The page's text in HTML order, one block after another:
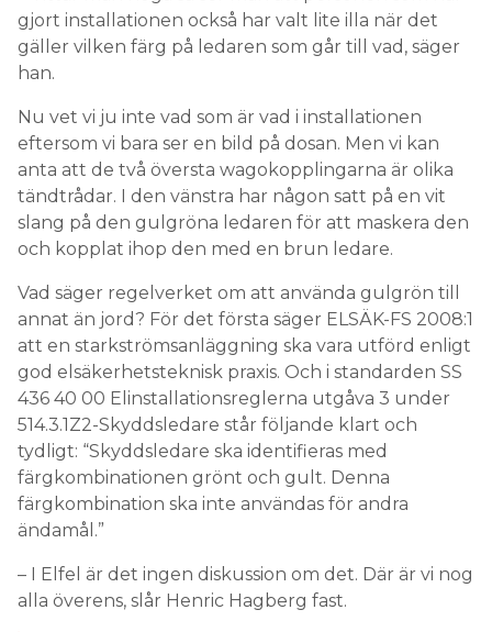
gjort installationen också har valt lite illa när det
gäller vilken färg på ledaren som går till vad, säger
han.
Nu vet vi ju inte vad som är vad i installationen
eftersom vi bara ser en bild på dosan. Men vi kan
anta att de två översta wagokopplingarna är olika
tändtrådar. I den vänstra har någon satt på en vit
slang på den gulgröna ledaren för att maskera den
och kopplat ihop den med en brun ledare.
Vad säger regelverket om att använda gulgrön till
annat än jord? För det första säger ELSÄK-FS 2008:1
att en starkströmsanläggning ska vara utförd enligt
god elsäkerhetsteknisk praxis. Och i standarden SS
436 40 00 Elinstallationsreglerna utgåva 3 under
514.3.1Z2-Skyddsledare står följande klart och
tydligt: “Skyddsledare ska identifieras med
färgkombinationen grönt och gult. Denna
färgkombination ska inte användas för andra
ändamål.”
– I Elfel är det ingen diskussion om det. Där är vi nog
alla överens, slår Henric Hagberg fast.